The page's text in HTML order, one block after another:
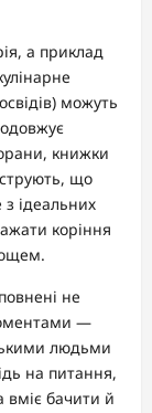
а приклад
можуть
книжки
що
ідеальних
коріння
не
—
людьми
на питання,
вміє бачити й